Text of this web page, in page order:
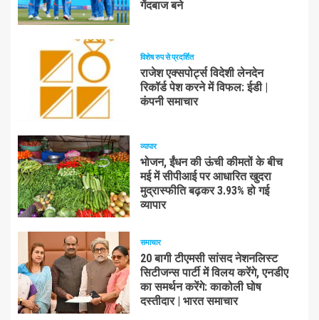
गेंदबाज बने
विशेष रुप से प्रदर्शित
राजेश एक्सपोर्ट्स विदेशी लेनदेन
रिकॉर्ड पेश करने में विफल: ईडी |
कंपनी समाचार
व्यापार
भोजन, ईंधन की ऊंची कीमतों के बीच
मई में सीपीआई पर आधारित खुदरा
मुद्रास्फीति बढ़कर 3.93% हो गई
व्यापार
समाचार
20 बागी टीएमसी सांसद नेशनलिस्ट
सिटीजन्स पार्टी में विलय करेंगे, एनडीए
का समर्थन करेंगे: काकोली घोष
दस्तीदार | भारत समाचार